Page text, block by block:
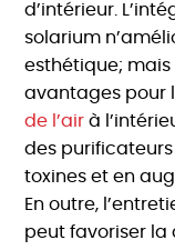
d’intérieur.
solarium
esthétique;
avantages pour
de l’air à
des purificateurs
toxines et en
En outre,
peut favoriser